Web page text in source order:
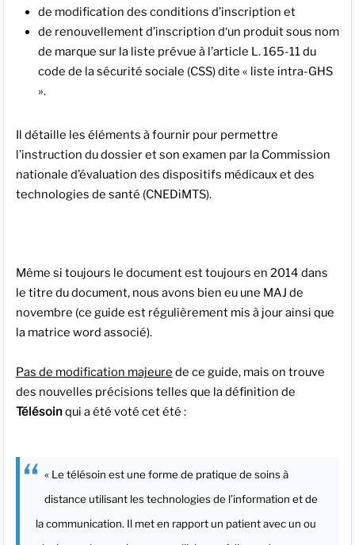
de modification des conditions d’inscription et
de renouvellement d’inscription d‘un produit sous nom
de marque sur la liste prévue à l’article L. 165-11 du
code de la sécurité sociale (CSS) dite « liste intra-GHS
».
Il détaille les éléments à fournir pour permettre
l’instruction du dossier et son examen par la Commission
nationale d’évaluation des dispositifs médicaux et des
technologies de santé (CNEDiMTS).
Même si toujours le document est toujours en 2014 dans
le titre du document, nous avons bien eu une MAJ de
novembre (ce guide est régulièrement mis à jour ainsi que
la matrice word associé).
Pas de modification majeure de ce guide, mais on trouve
des nouvelles précisions telles que la définition de
Télésoinqui a été voté cet été :
« Le télésoin est une forme de pratique de soins à
distance utilisant les technologies de l’information et de
la communication. Il met en rapport un patient avec un ou